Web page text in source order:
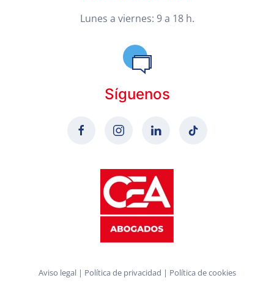
Lunes a viernes: 9 a 18 h.
Síguenos
Aviso legal| Política de privacidad | Política de cookies